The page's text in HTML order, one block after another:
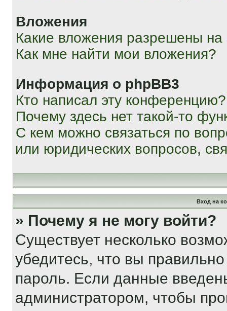
Вложения
Какие вложения разрешены
Как мне найти мои вложения?
Информация о phpBB3
Кто написал эту конференцию?
Почему здесь нет такой-то
С кем можно связаться по
или юридических вопросов,
Вход на
» Почему я не могу войти?
Существует несколько
убедитесь, что вы
пароль. Если данные
администратором, чтобы